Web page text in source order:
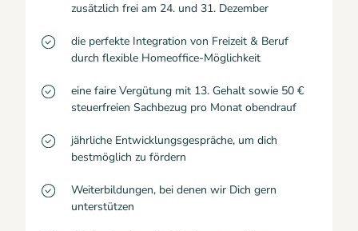
zusätzlich frei am 24. und 31. Dezember
die perfekte Integration von Freizeit & Beruf
durch flexible Homeoffice-Möglichkeit
eine faire Vergütung mit 13. Gehalt sowie 50 €
steuerfreien Sachbezug pro Monat obendrauf
jährliche Entwicklungsgespräche, um dich
bestmöglich zu fördern
Weiterbildungen, bei denen wir Dich gern
unterstützen